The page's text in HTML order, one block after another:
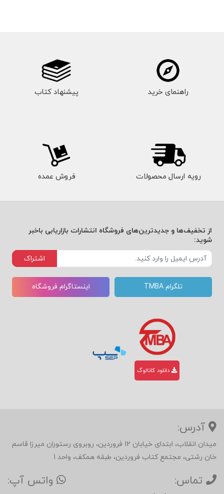
راهنمای خرید پیشنهاد کتاب
رویه ارسال محصولات فروش عمده
از تخفیف‌ها و جدیدترین‌های فروشگاه انتشارات بازاریابی باخبر
شوید:
اشتراک
تلگرام TMBA اینستاگرام فروشگاه
دانلود کاتالوگ
آدرس:
میدان انقلاب، ابتدای خیابان 12 فروردین، روبروی رستوران میرزا قاسم
خان رشتی، مجتمع کتاب فروردین، طبقه همکف، واحد 1
تماس: واتس آپ: